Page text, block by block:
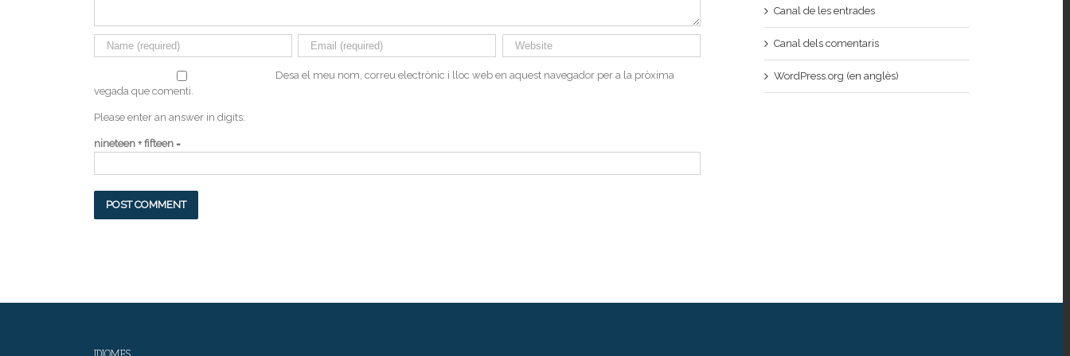
Desa el meu nom, correu electrònic i lloc web en aquest navegador per a la pròxima
vegada que comenti.
Please enter an answer in digits:
nineteen + fifteen =
Canal de les entrades
Canal dels comentaris
WordPress.org (en anglès)